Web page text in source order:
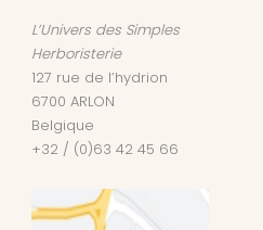
L’Univers des Simples
Herboristerie
127 rue de l’hydrion
6700 ARLON
Belgique
+32 / (0)63 42 45 66